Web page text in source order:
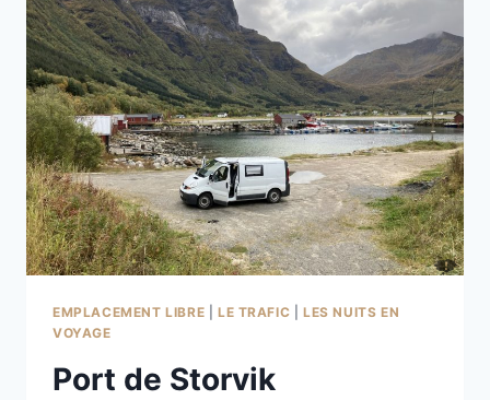
EMPLACEMENT LIBRE LE TRAFIC |LES NUITS EN
VOYAGE
Port de Storvik